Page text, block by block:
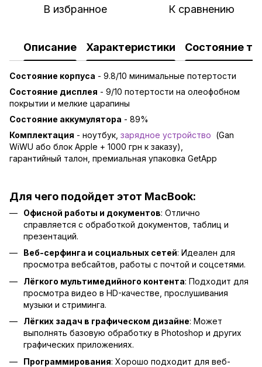
В избранное К сравнению
Описание Характеристики Состояние
Состояние корпуса - 9.8/10 минимальные потертости
Состояние дисплея - 9/10 потертости на олеофобном
покрытии и мелкие царапины
Состояние аккумулятора - 89%
Комплектация - ноутбук, зарядное устройство (Gan
WiWU або блок Apple + 1000 грн к заказу),
гарантийный талон, премиальная упаковка GetApp
Для чего подойдет этот MacBook:
Офисной работы и документов: Отлично
справляется с обработкой документов, таблиц и
презентаций.
Веб-серфинга и социальных сетей: Идеален для
просмотра вебсайтов, работы с почтой и соцсетями.
Лёгкого мультимедийного контента: Подходит для
просмотра видео в HD-качестве, прослушивания
музыки и стриминга.
Лёгких задач в графическом дизайне: Может
выполнять базовую обработку в Photoshop и других
графических приложениях.
Программирования: Хорошо подходит для веб-